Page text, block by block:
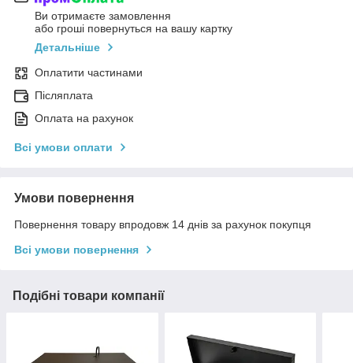
Ви отримаєте замовлення
або гроші повернуться на вашу картку
Детальніше
Оплатити частинами
Післяплата
Оплата на рахунок
Всі умови оплати
Умови повернення
Повернення товару впродовж 14 днів за рахунок покупця
Всі умови повернення
Подібні товари компанії